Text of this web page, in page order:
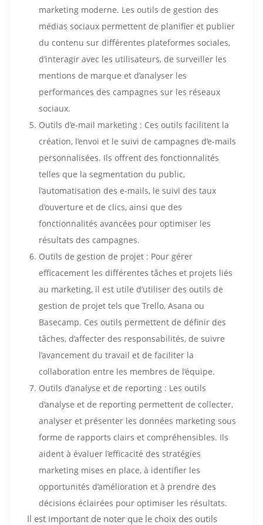
marketing moderne. Les outils de gestion des
médias sociaux permettent de planifier et publier
du contenu sur différentes plateformes sociales,
d’interagir avec les utilisateurs, de surveiller les
mentions de marque et d’analyser les
performances des campagnes sur les réseaux
sociaux.
Outils d’e-mail marketing : Ces outils facilitent la
création, l’envoi et le suivi de campagnes d’e-mails
personnalisées. Ils offrent des fonctionnalités
telles que la segmentation du public,
l’automatisation des e-mails, le suivi des taux
d’ouverture et de clics, ainsi que des
fonctionnalités avancées pour optimiser les
résultats des campagnes.
Outils de gestion de projet : Pour gérer
efficacement les différentes tâches et projets liés
au marketing, il est utile d’utiliser des outils de
gestion de projet tels que Trello, Asana ou
Basecamp. Ces outils permettent de définir des
tâches, d’affecter des responsabilités, de suivre
l’avancement du travail et de faciliter la
collaboration entre les membres de l’équipe.
Outils d’analyse et de reporting : Les outils
d’analyse et de reporting permettent de collecter,
analyser et présenter les données marketing sous
forme de rapports clairs et compréhensibles. Ils
aident à évaluer l’efficacité des stratégies
marketing mises en place, à identifier les
opportunités d’amélioration et à prendre des
décisions éclairées pour optimiser les résultats.
Il est important de noter que le choix des outils